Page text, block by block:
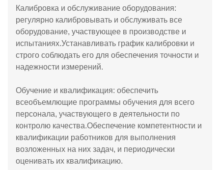
Калибровка и обслуживание оборудования:
регулярно калибровывать и обслуживать все
оборудование, участвующее в производстве и
испытаниях.Устанавливать график калибровки и
строго соблюдать его для обеспечения точности и
надежности измерений.
Обучение и квалификация: обеспечить
всеобъемлющие программы обучения для всего
персонала, участвующего в деятельности по
контролю качества.Обеспечение компетентности и
квалификации работников для выполнения
возложенных на них задач, и периодически
оценивать их квалификацию.